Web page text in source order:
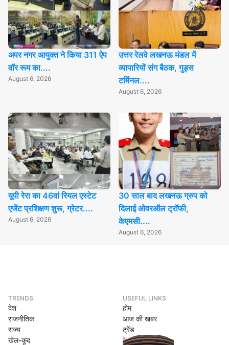
अपर नगर आयुक्त ने किया 311 ऐप
वॉर रूम का....
August 6, 2026
उत्तर रेलवे लखनऊ मंडल में
व्यापारियों संग बैठक, गुड्स
टर्मिनल....
August 6, 2026
यूपी रेरा का 46वां रियल एस्टेट
एजेंट प्रशिक्षण शुरू, ग्रेटर....
August 6, 2026
30 साल बाद लखनऊ ग्रुप को
दिलाई ओवरऑल ट्रॉफी,
केएमसी....
August 6, 2026
TRENDS
देश
राजनीतिक
राज्य
खेल-कूद
USEFUL LINKS
होम
आज की खबर
ट्रेंड